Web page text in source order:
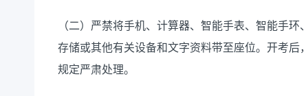
（二）严禁将手机、计算器、智能手表、智能手环
存储或其他有关设备和文字资料带至座位。开考后
规定严肃处理。